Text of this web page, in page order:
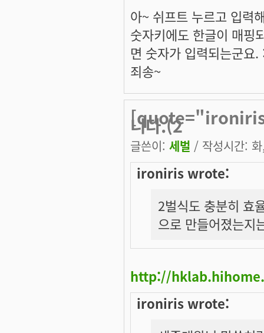
아~ 쉬프트 누르고 입력
숫자키에도 한글이 매핑
면 숫자가 입력되는군요.
죄송~
니다.(2
글쓴이: 세벌 / 작성시간:
ironiris wrote:
2벌식도 충분히 효
으로 만들어졌는지
http://
ironiris wrote: